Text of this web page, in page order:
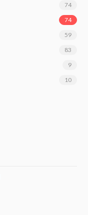
74
74
59
83
9
10